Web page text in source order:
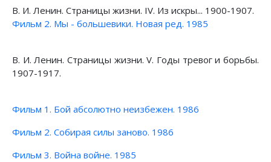
В. И. Ленин. Страницы жизни. IV. Из искры... 1900-1907.
Фильм 2. Мы - большевики. Новая ред. 1985
В. И. Ленин. Страницы жизни. V. Годы тревог и борьбы.
1907-1917.
Фильм 1. Бой абсолютно неизбежен. 1986
Фильм 2. Собирая силы заново. 1986
Фильм 3. Война войне. 1985